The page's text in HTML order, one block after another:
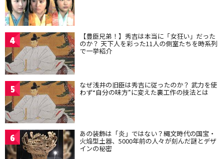
4 【豊臣兄弟！】秀吉は本当に「女狂い」だった
のか？ 天下人を彩った11人の側室たちを時系列
で一挙紹介
5 なぜ浅井の旧臣は秀吉に従ったのか？ 武力を使
わず“自分の味方”に変えた裏工作の技法とは
6 あの装飾は「炎」ではない？縄文時代の国宝・
火焔型土器、5000年前の人々が刻んだ謎とデザ
インの秘密